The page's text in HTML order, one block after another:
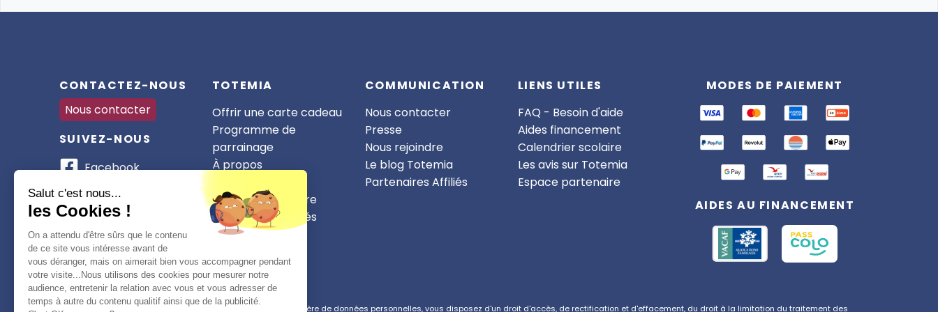
CONTACTEZ-NOUS
Nous contacter
SUIVEZ-NOUS
Facebook
Instagram
WhatsApp
TikTok
TOTEMIA
Offrir une carte cadeau
Programme de
parrainage
À propos
Devenir partenaire
CSE et collectivités
COMMUNICATION
Nous contacter
Presse
Nous rejoindre
Le blog Totemia
Partenaires Affiliés
LIENS UTILES
FAQ - Besoin d'aide
Aides financement
Calendrier scolaire
Les avis sur Totemia
Espace partenaire
MODES DE PAIEMENT
AIDES AU FINANCEMENT
Conformément à la réglementation applicable en matière de données personnelles, vous disposez d'un droit d'accès, de rectification et d'effacement, du droit à la limitation du traitement des
En ligne
Totemia. Posez-moi vos
Salut c'est nous...
les Cookies !
On a attendu d'être sûrs que le contenu
de ce site vous intéresse avant de
vous déranger, mais on aimerait bien vous accompagner pendant
votre visite...Nous utilisons des cookies pour mesurer notre
audience, entretenir la relation avec vous et vous adresser de
temps à autre du contenu qualitif ainsi que de la publicité.